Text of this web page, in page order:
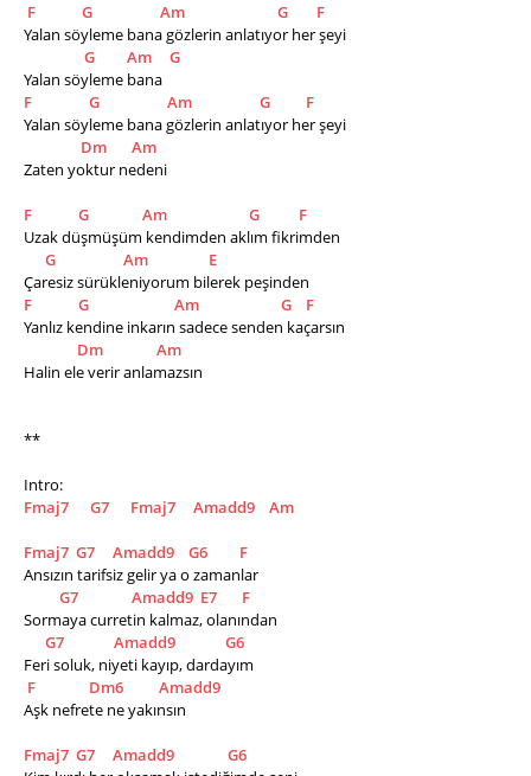
F G Am G
F
Yalan söyleme bana gözlerin anlatıyor her şeyi
G
Am
G
Yalan söyleme bana
F
G Am G
F
Yalan söyleme bana gözlerin anlatıyor her şeyi
Dm
Am
Zaten yoktur nedeni
F G Am G
F
Uzak düşmüşüm kendimden aklım fikrimden
G
Am
E
Çaresiz sürükleniyorum bilerek peşinden
F
G Am G
F
Yanlız kendine inkarın sadece senden kaçarsın
Dm
Am
Halin ele verir anlamazsın
**
Intro:
Fmaj7
G7 Fmaj7 Amadd9 Am
Fmaj7 G7 Amadd9 G6
F
Ansızın tarifsiz gelir ya o zamanlar
G7
Amadd9 E7
F
Sormaya curretin kalmaz, olanından
G7
Amadd9
G6
Feri soluk, niyeti kayıp, dardayım
F
Dm6
Amadd9
Aşk nefrete ne yakınsın
Fmaj7 G7 Amadd9
G6